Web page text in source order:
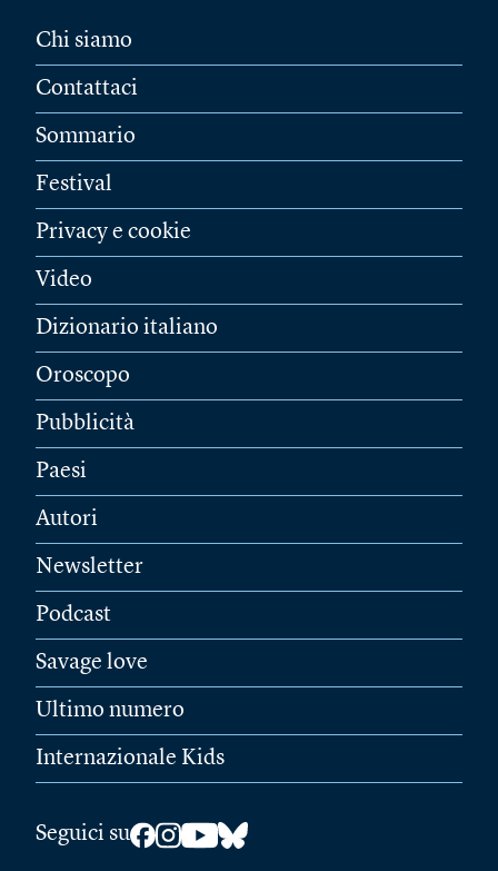
Chi siamo
Contattaci
Sommario
Festival
Privacy e cookie
Video
Dizionario italiano
Oroscopo
Pubblicità
Paesi
Autori
Newsletter
Podcast
Savage love
Ultimo numero
Internazionale Kids
Seguici su